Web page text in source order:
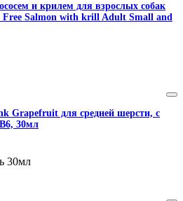
и крилем для взрослых собак
Salmon with krill Adult Small and
Grapefruit для средней шерсти, с
30мл
30мл